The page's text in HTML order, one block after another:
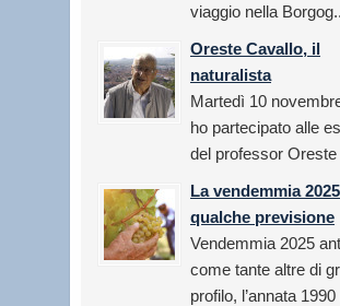
viaggio nella
Oreste Cavallo, il
naturalista
Martedì 10
ho partecipato alle
del professor Oreste
La vendemmia
qualche previsione
Vendemmia 2025
come tante altre di
profilo, l’annata